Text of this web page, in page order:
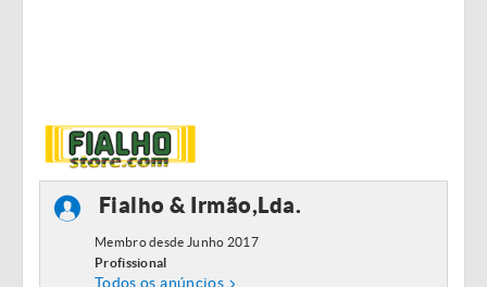
Fialho & Irmão,Lda.
Membro desde Junho 2017
Profissional
Todos os anúncios